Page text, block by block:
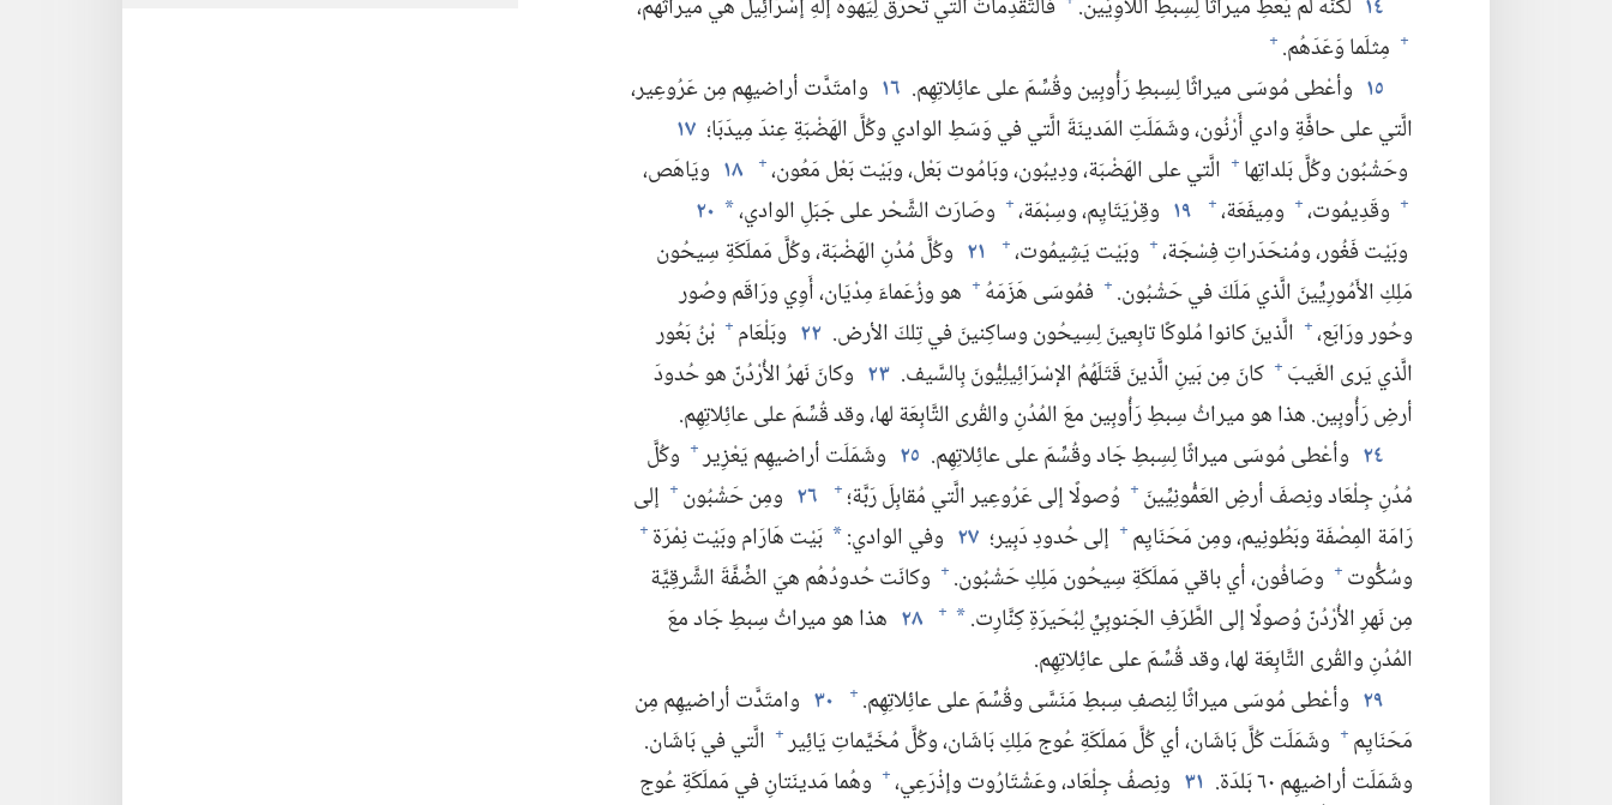
+ مِثلَما وَعَدَهُم.‏ +
١٥ وأعْطى مُوسَى ميراثًا لِسِبطِ رَأُوبِين وقُسِّمَ على عائِلاتِهِم.‏ ١٦ وامتَدَّت أراضيهِم مِن عَرُوعِير،‏
الَّتي على حافَّةِ وادي أَرْنُون،‏ وشَمَلَتِ المَدينَةَ الَّتي في وَسَطِ الوادي وكُلَّ الهَضْبَةِ عِندَ مِيدَبَا؛‏ ١٧
وحَشْبُون وكُلَّ بَلداتِها + الَّتي على الهَضْبَة،‏ ودِيبُون،‏ وبَامُوت بَعْل،‏ وبَيْت بَعْل مَعُون،‏+ ١٨ ويَاهَص،‏
+ وقَدِيمُوت،‏+ ومِيفَعَة،‏+ ١٩ وقِرْيَتَايِم،‏ وسِبْمَة،‏+ وصَارَث الشَّحْر على جَبَلِ الوادي،‏* ٢٠
وبَيْت فَغُور،‏ ومُنحَدَراتِ فِسْجَة،‏+ وبَيْت يَشِيمُوت،‏+ ٢١ وكُلَّ مُدُنِ الهَضْبَة،‏ وكُلَّ مَملَكَةِ سِيحُون
مَلِكِ الأَمُورِيِّينَ الَّذي مَلَكَ في حَشْبُون.‏ + فمُوسَى هَزَمَهُ + هو وزُعَماءَ مِدْيَان،‏ أَوِي ورَاقَم وصُور
وحُور ورَابَع،‏+ الَّذينَ كانوا مُلوكًا تابِعينَ لِسِيحُون وساكِنينَ في تِلكَ الأرض.‏ ٢٢ وبَلْعَام + بْنُ بَعُور
الَّذي يَرى الغَيبَ + كانَ مِن بَينِ الَّذينَ قَتَلَهُمُ الإسْرَائِيلِيُّونَ بِالسَّيف.‏ ٢٣ وكانَ نَهرُ الأُرْدُنّ هو حُدودَ
أرضِ رَأُوبِين.‏ هذا هو ميراثُ سِبطِ رَأُوبِين معَ المُدُنِ والقُرى التَّابِعَة لها،‏ وقد قُسِّمَ على عائِلاتِهِم.‏
٢٤ وأعْطى مُوسَى ميراثًا لِسِبطِ جَاد وقُسِّمَ على عائِلاتِهِم.‏ ٢٥ وشَمَلَت أراضيهِم يَعْزِير + وكُلَّ
مُدُنِ جِلْعَاد ونِصفَ أرضِ العَمُّونِيِّينَ + وُصولًا إلى عَرُوعِير الَّتي مُقابِلَ رَبَّة؛‏+ ٢٦ ومِن حَشْبُون + إلى
رَامَة المِصْفَة وبَطُونِيم،‏ ومِن مَحَنَايِم + إلى حُدودِ دَبِير؛‏ ٢٧ وفي الوادي:‏ * بَيْت هَارَام وبَيْت نِمْرَة +
وسُكُّوت + وصَافُون،‏ أي باقي مَملَكَةِ سِيحُون مَلِكِ حَشْبُون.‏ + وكانَت حُدودُهُم هيَ الضِّفَّةَ الشَّرقِيَّة
مِن نَهرِ الأُرْدُنّ وُصولًا إلى الطَّرَفِ الجَنوبِيِّ لِبُحَيرَةِ كِنَّارِت.‏ *
+ ٢٨ هذا هو ميراثُ سِبطِ جَاد معَ
المُدُنِ والقُرى التَّابِعَة لها،‏ وقد قُسِّمَ على عائِلاتِهِم.‏
٢٩ وأعْطى مُوسَى ميراثًا لِنِصفِ سِبطِ مَنَسَّى وقُسِّمَ على عائِلاتِهِم.‏ + ٣٠ وامتَدَّت أراضيهِم مِن
مَحَنَايِم + وشَمَلَت كُلَّ بَاشَان،‏ أي كُلَّ مَملَكَةِ عُوج مَلِكِ بَاشَان،‏ وكُلَّ مُخَيَّماتِ يَائِير+ الَّتي في بَاشَان.‏
وشَمَلَت أراضيهِم ٦٠ بَلدَة.‏
٣١ ونِصفُ جِلْعَاد،‏ وعَشْتَارُوت وإذْرَعِي،‏+ وهُما مَدينَتانِ في مَملَكَةِ عُوج